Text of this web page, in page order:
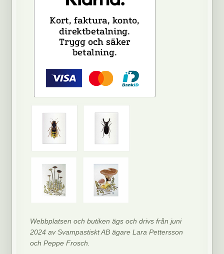
Webbplatsen och butiken ägs och drivs från juni
2024 av Svampastiskt AB ägare Lara Pettersson
och Peppe Frosch.